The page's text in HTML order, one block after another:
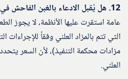
12. هل يُقبل الادعاء بالغبن الفاحش في البيع بالمزاد العلني؟
عامة استقرت عليها الأنظمة، لا يجوز
التي تتم بالمزاد العلني وفقاً للإجراءات
مزادات محكمة التنفيذ)، لأن السعر
العلني.